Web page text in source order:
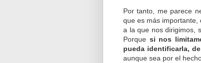
Por tanto, me parece
que es más importante,
a la que nos dirigimos,
Porque si nos
pueda identificarla,
aunque sea por el